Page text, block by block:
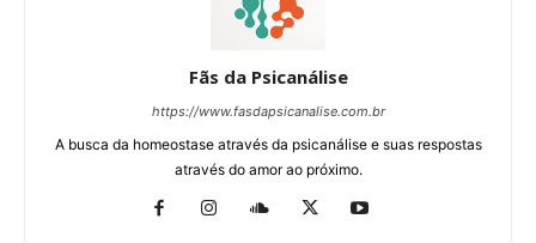
Fãs da Psicanálise
https://www.fasdapsicanalise.com.br
A busca da homeostase através da psicanálise e suas respostas
através do amor ao próximo.